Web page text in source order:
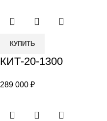
Количество
КИТ-20-
КУПИТЬ
КИТ-20-1300
289 000 ₽